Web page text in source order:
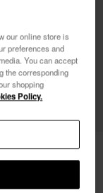
16,99 €
por
de
our online store is
preferences and
You can accept
the corresponding
shopping
Policy.